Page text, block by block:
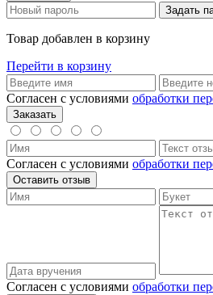
Товар добавлен в корзину
Перейти в корзину
Согласен с условиями обработки
Согласен с условиями обработки
Согласен с условиями обработки